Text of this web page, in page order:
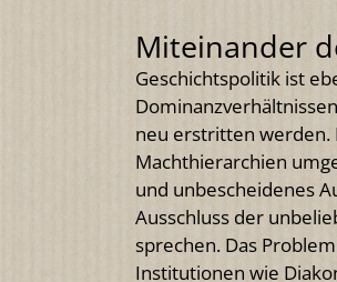
Miteinander
Geschichtspolitik ist
neu erstritten werden.
Machthierarchien
und unbescheidenes
Ausschluss der
sprechen. Das
Institutionen wie